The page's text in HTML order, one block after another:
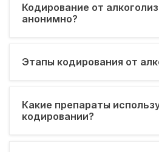
Кодирование от
анонимно?
Этапы кодирования от
Какие препараты
кодировании?